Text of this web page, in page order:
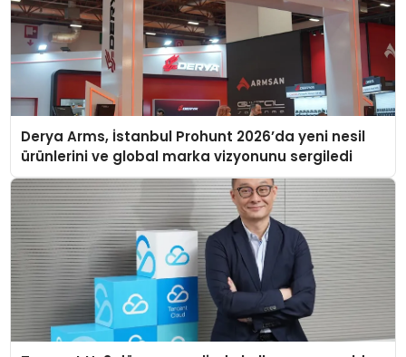
Derya Arms, İstanbul Prohunt 2026’da yeni nesil
ürünlerini ve global marka vizyonunu sergiledi